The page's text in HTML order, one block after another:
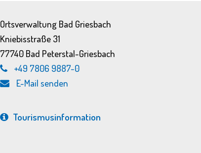
Ortsverwaltung Bad Griesbach
Kniebisstraße 31
77740 Bad Peterstal-Griesbach
+49 7806 9887-0
E-Mail senden
Tourismus­information